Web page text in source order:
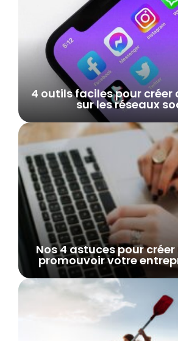
4 outils faciles pour créer
sur les réseaux
Nos 4 astuces pour
promouvoir votre